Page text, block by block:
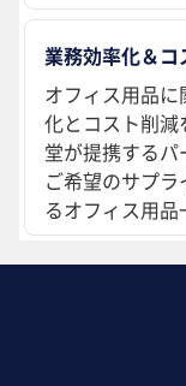
業務効率化＆
オフィス用品
化とコスト削
堂が提携する
ご希望のサプ
るオフィス用品